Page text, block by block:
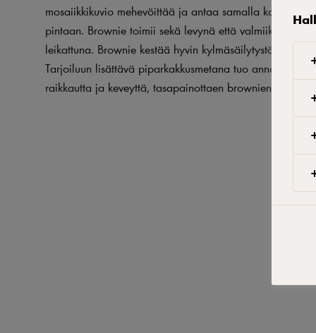
mosaiikkikuvio mehevöittää ja antaa samalla kauniin
pintaan. Brownie toimii sekä levynä että valmiiksi
leikattuna. Brownie kestää hyvin kylmäsäilytystä ja
Tarjoiluun lisättävä piparkakkusmetana tuo annokseen
raikkautta ja keveyttä, tasapainottaen brownien tuhtia